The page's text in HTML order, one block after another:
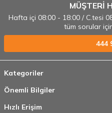
MÜŞTERİ
Hafta içi 08:00 - 18:00 / C.tesi
tüm sorular
444
Kategoriler
Önemli Bilgiler
Hızlı Erişim